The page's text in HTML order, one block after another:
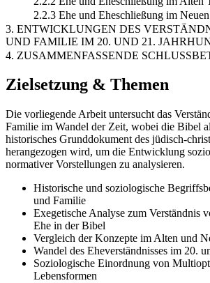
2.2.3 Ehe und Eheschließung im
3. ENTWICKLUNGEN DES
UND FAMILIE IM 20. UND 21.
4. ZUSAMMENFASSENDE
Zielsetzung & Themen
Die vorliegende Arbeit untersucht das
Familie im Wandel der Zeit, wobei die Bibel
historisches Grunddokument des jüdisch-
herangezogen wird, um die Entwicklung
normativer Vorstellungen zu analysieren.
Historische und soziologische
und Familie
Exegetische Analyse zum Verständnis
Ehe in der Bibel
Vergleich der Konzepte im Alten und
Wandel des Eheverständnisses im 20.
Soziologische Einordnung von
Lebensformen